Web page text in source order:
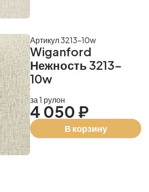
Wiganford
Нежность 3213-
10w
Артикул 3213-10w
за 1 рулон
4 050 ₽
В корзину